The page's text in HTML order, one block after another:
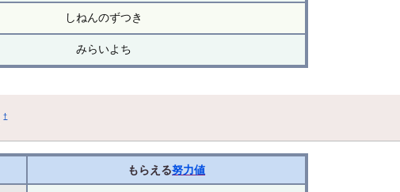
しねんのずつき
みらいよち
†
もらえる努力値